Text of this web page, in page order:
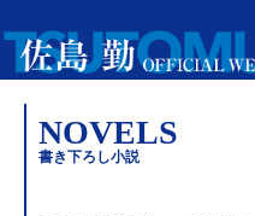
NOVELS
書き下ろし小説